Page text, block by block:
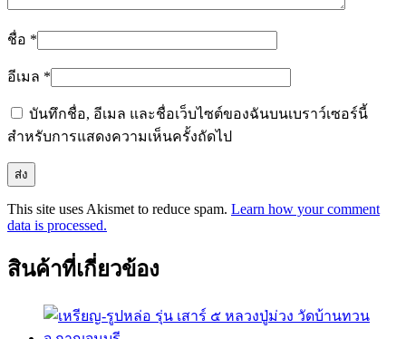
ชื่อ *
อีเมล *
บันทึกชื่อ, อีเมล และชื่อเว็บไซต์ของฉันบนเบราว์เซอร์นี้
สำหรับการแสดงความเห็นครั้งถัดไป
This site uses Akismet to reduce spam. Learn how your comment
data is processed.
สินค้าที่เกี่ยวข้อง